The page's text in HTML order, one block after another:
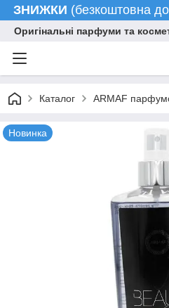
ЗНИЖКИ (безкоштовна
Оригінальні парфуми та
Каталог ARMAF
Новинка